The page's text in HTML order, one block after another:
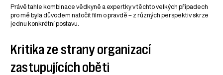
Právě tahle kombinace vědkyně a expertky v těchto velkých případech
pro mě byla důvodem natočit film o pravdě – z různých perspektiv skrze
jednu konkrétní postavu.
Kritika ze strany organizací
zastupujících oběti